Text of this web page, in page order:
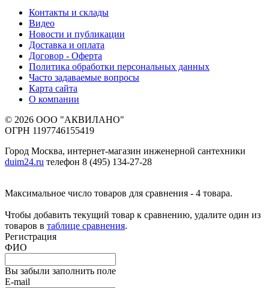
Контакты и склады
Видео
Новости и публикации
Доставка и оплата
Договор - Оферта
Политика обработки персональных данных
Часто задаваемые вопросы
Карта сайта
О компании
© 2026 ООО "АКВИЛАНО"
ОГРН 1197746155419
Город Москва, интернет-магазин инженерной сантехники
duim24.ru телефон 8 (495) 134-27-28
Максимальное число товаров для сравнения - 4 товара.
Чтобы добавить текущий товар к сравнению, удалите один из
товаров в таблице сравнения.
Регистрация
ФИО
Вы забыли заполнить поле
E-mail